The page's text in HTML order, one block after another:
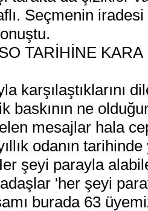
Seçmenin
TARİHİNE
karşılaştıklarını
baskının ne
mesajlar hala
odanın
şeyi parayla
'her şeyi
burada 63